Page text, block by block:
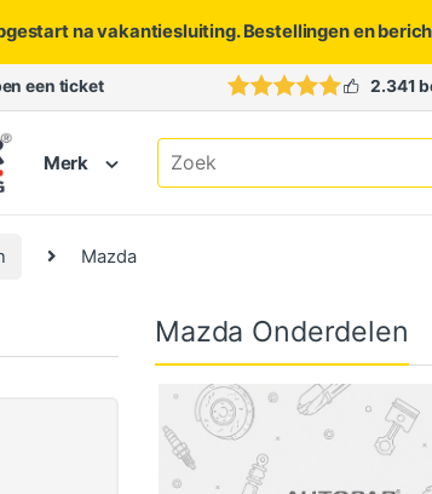
na vakantiesluiting. Bestellingen en
een ticket 2.341
Merk
Search for:
Mazda
Mazda Onderdelen